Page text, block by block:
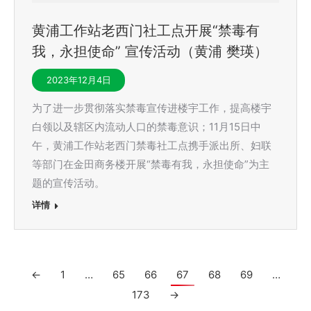
黄浦工作站老西门社工点开展“禁毒有
我，永担使命” 宣传活动（黄浦 樊瑛）
2023年12月4日
为了进一步贯彻落实禁毒宣传进楼宇工作，提高楼宇
白领以及辖区内流动人口的禁毒意识；11月15日中
午，黄浦工作站老西门禁毒社工点携手派出所、妇联
等部门在金田商务楼开展“禁毒有我，永担使命”为主
题的宣传活动。
详情
← 1 … 65 66 67 68 69
…
173
→